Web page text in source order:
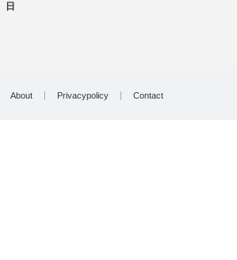
日
About Privacypolicy Contact